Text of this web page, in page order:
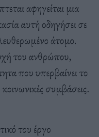
αφηγείται μια
αυτή οδηγήσει σε
άτομο.
του ανθρώπου,
που υπερβαίνει το
συμβάσεις.
του έργο